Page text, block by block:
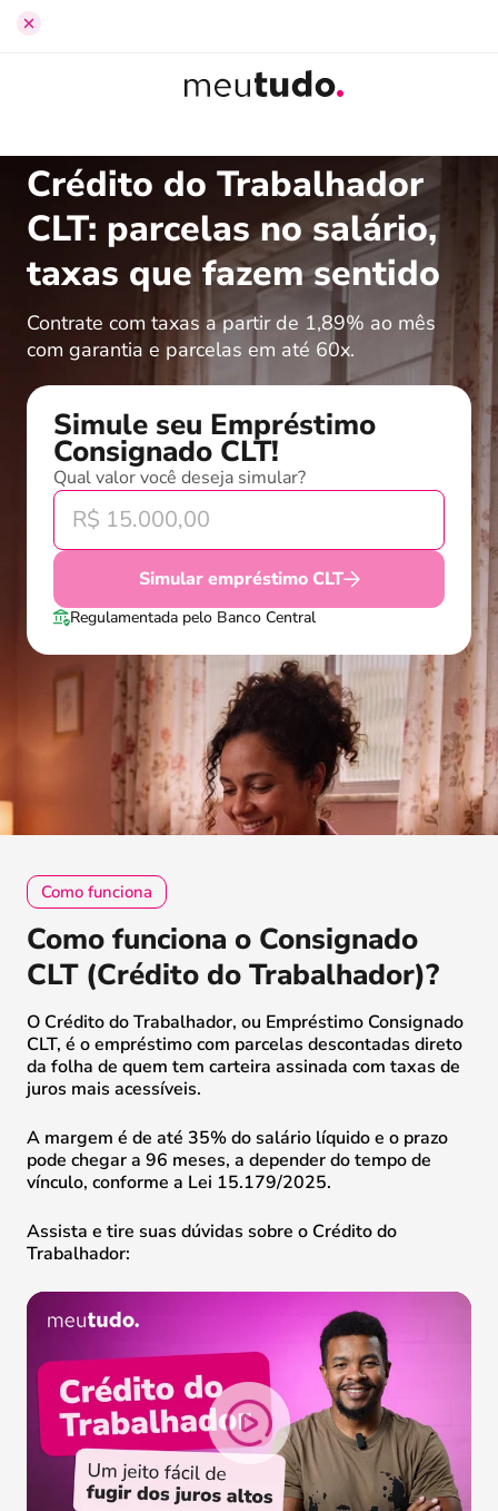
Crédito do Trabalhador
CLT: parcelas no salário,
taxas que fazem sentido
Contrate com taxas a partir de 1,89% ao mês
com garantia e parcelas em até 60x.
Simule seu Empréstimo
Consignado CLT!
Qual valor você deseja simular?
Simular empréstimo CLT
Regulamentada pelo Banco Central
Como funciona
Como funciona o Consignado
CLT (Crédito do Trabalhador)?
O Crédito do Trabalhador, ou Empréstimo Consignado
CLT, é o empréstimo com parcelas descontadas direto
da folha de quem tem carteira assinada com taxas de
juros mais acessíveis.
A margem é de até 35% do salário líquido e o prazo
pode chegar a 96 meses, a depender do tempo de
vínculo, conforme a Lei 15.179/2025.
Assista e tire suas dúvidas sobre o Crédito do
Trabalhador: